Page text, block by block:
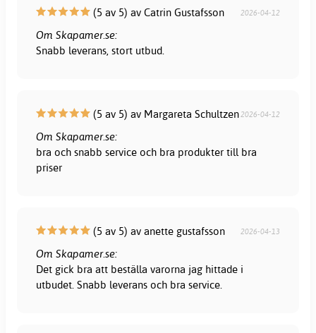
(5 av 5) av Catrin Gustafsson 2026-04-12
Om Skapamer.se:
Snabb leverans, stort utbud.
(5 av 5) av Margareta Schultzen2026-04-12
Om Skapamer.se:
bra och snabb service och bra produkter till bra
priser
(5 av 5) av anette gustafsson 2026-04-13
Om Skapamer.se:
Det gick bra att beställa varorna jag hittade i
utbudet. Snabb leverans och bra service.